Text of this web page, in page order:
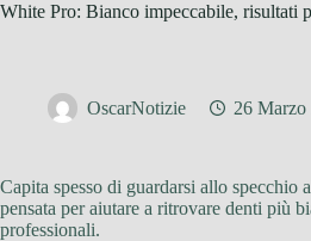
White Pro: Bianco impeccabile, risultati
OscarNotizie 26 Marzo
Capita spesso di guardarsi allo specchio
pensata per aiutare a ritrovare denti più
professionali.